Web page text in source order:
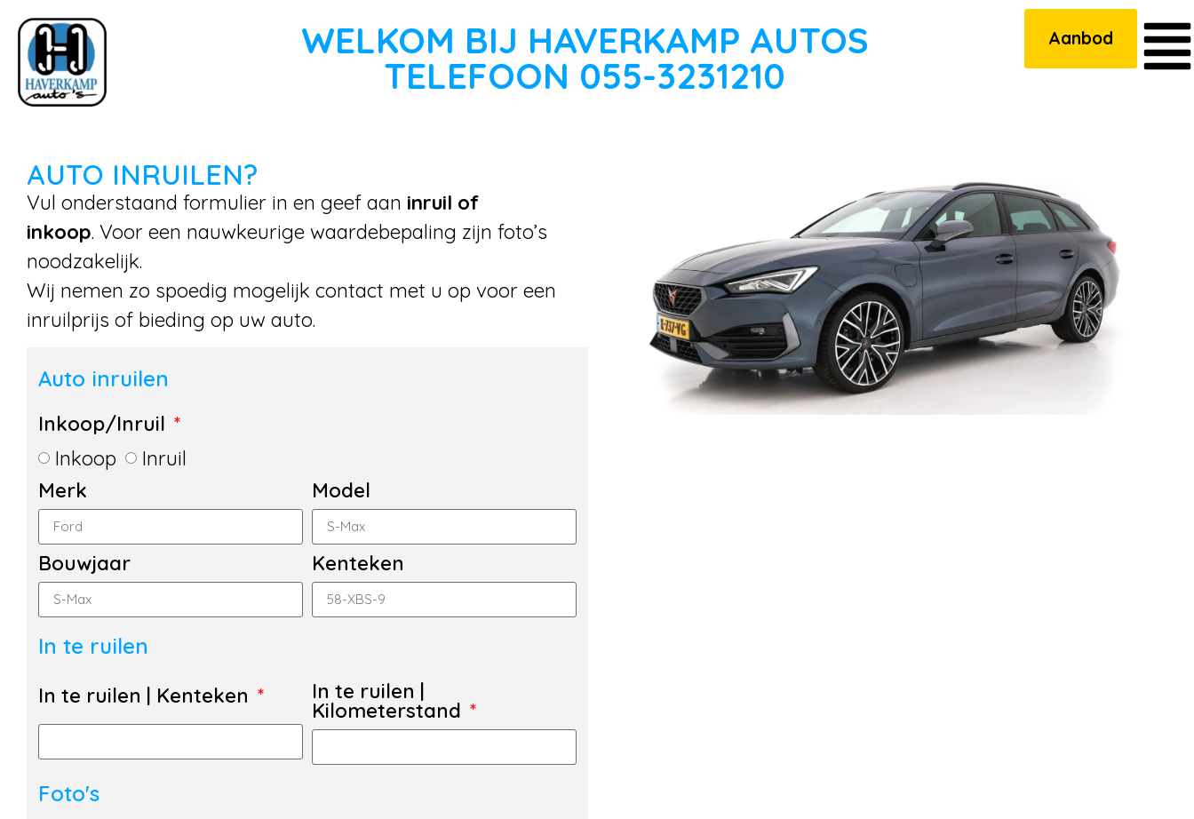
WELKOM BIJ HAVERKAMP AUTOS
TELEFOON 055-3231210
Aanbod
AUTO INRUILEN?
Vul onderstaand formulier in en geef aan inruil of
inkoop. Voor een nauwkeurige waardebepaling zijn foto’s
noodzakelijk.
Wij nemen zo spoedig mogelijk contact met u op voor een
inruilprijs of bieding op uw auto.
Auto inruilen
Inkoop/Inruil
Inkoop
Inruil
Merk
Model
Bouwjaar Kenteken
In te ruilen
In te ruilen | Kenteken In te ruilen |
Kilometerstand
Foto's